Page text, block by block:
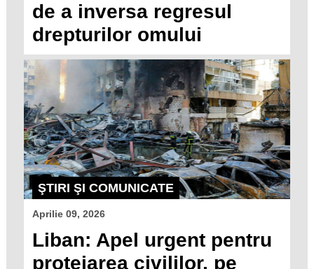
de a inversa regresul
drepturilor omului
ŞTIRI ŞI COMUNICATE
Aprilie 09, 2026
Liban: Apel urgent pentru
protejarea civililor, pe